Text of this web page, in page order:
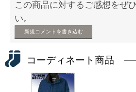
この商品に対するご感想をぜ
い。
新規コメントを書き込む
コーディネート商品